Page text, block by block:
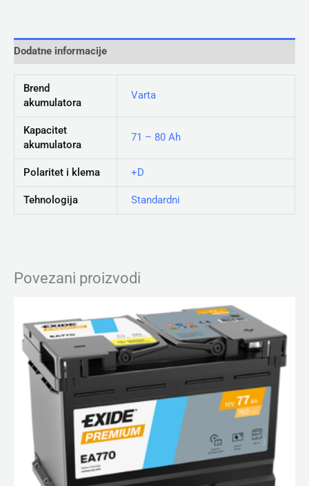
Dodatne informacije
Brend
akumulatora
Varta
Kapacitet
akumulatora
71 – 80 Ah
Polaritet i klema +D
Tehnologija Standardni
Povezani proizvodi